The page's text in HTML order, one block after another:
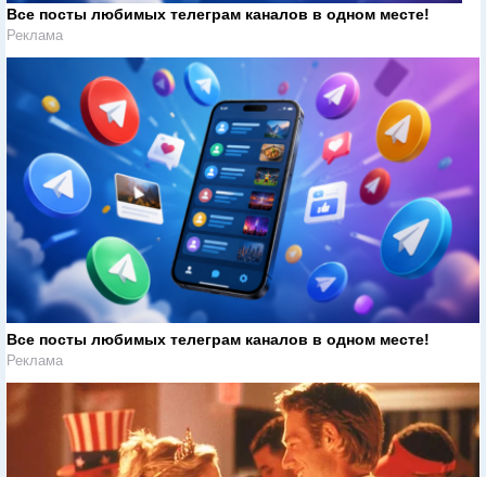
Все посты любимых телеграм каналов в одном месте!
Реклама
Все посты любимых телеграм каналов в одном месте!
Реклама